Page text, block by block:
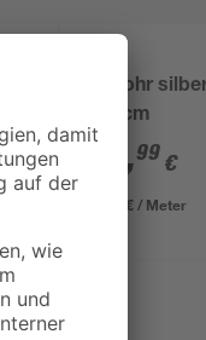
x
Fallrohr
200 cm
,99 €
17,50 € / Meter